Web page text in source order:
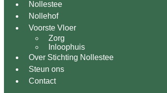
Nollestee
Nollehof
Voorste Vloer
Zorg
Inloophuis
Over Stichting Nollestee
Steun ons
Contact